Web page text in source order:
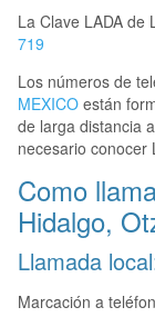
La Clave LADA de
719
Los números de
MEXICO están
de larga distancia
necesario conocer
Como
Hidalgo,
Llamada
Marcación a